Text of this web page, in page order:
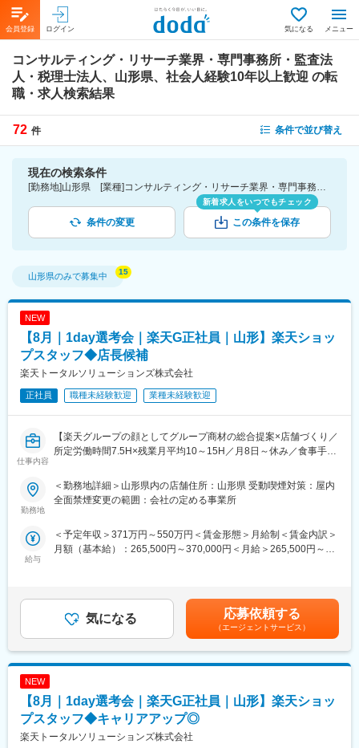
会員登録 ログイン 気になる メニュー
コンサルティング・リサーチ業界・専門事務所・監査法
人・税理士法人、山形県、社会人経験10年以上歓迎 の転
職・求人検索結果
72 件 条件で並び替え
現在の検索条件
[勤務地]山形県 [業種]コンサルティング・リサーチ業界・専門事務所・監査法人・税理士法人 [詳細条件](募集・採用情報)社会人経験10年以上歓迎
条件の変更
新着求人をいつでもチェック
この条件を保存
山形県のみで募集中
NEW
【8月｜1day選考会｜楽天G正社員｜山形】楽天ショッ
プスタッフ◆店長候補
楽天トータルソリューションズ株式会社
正社員 職種未経験歓迎 業種未経験歓迎
仕事内容
【楽天グループの顔としてグループ商材の総合提案×店舗づくり／
所定労働時間7.5H×残業月平均10～15H／月8日～休み／食事手当
楽天モバイルショップに来店されるお客様へ、スマートフォン・
料金プラン・楽天カード・楽天市場・楽天ポイントなど、楽天経
活をより豊かにするトータルサポートを行うポジションです。
・未経験の方も歓迎！充実した研修制度あり
【選考会の概要】
・形式： Web開催（事前に企業セミナー動画をご視聴いただきま
す）
【開催日時】
8/6 (木) 17:00～20:00
8/13 (木) 17:00～20:00
勤務地
＜勤務地詳細＞山形県内の店舗住所：山形県 受動喫煙対策：屋内
全面禁煙変更の範囲：会社の定める事業所
給与
＜予定年収＞371万円～550万円＜賃金形態＞月給制＜賃金内訳＞
月額（基本給）：265,500円～370,000円＜月給＞265,500円～
ます。月給(月額)は固定手当を含めた表記です。
気になる 応募依頼する
（エージェントサービス）
NEW
【8月｜1day選考会｜楽天G正社員｜山形】楽天ショッ
プスタッフ◆キャリアアップ◎
楽天トータルソリューションズ株式会社